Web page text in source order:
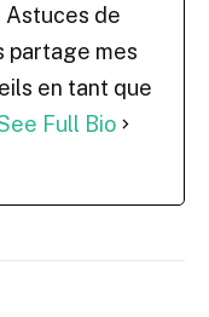
Astuces de
partage mes
en tant que
Full Bio